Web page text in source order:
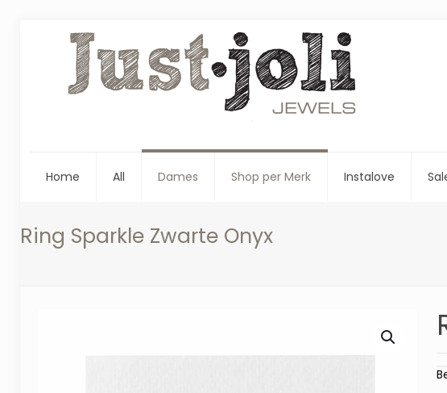
Home All Dames Shop per Merk Instalove
Ring Sparkle Zwarte Onyx